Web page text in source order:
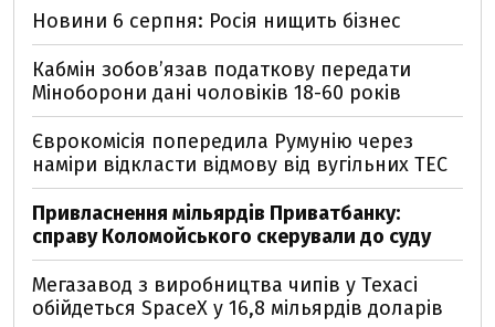
Новини 6 серпня: Росія нищить бізнес
Кабмін зобовʼязав податкову передати
Міноборони дані чоловіків 18-60 років
Єврокомісія попередила Румунію через
наміри відкласти відмову від вугільних ТЕС
Привласнення мільярдів Приватбанку:
справу Коломойського скерували до суду
Мегазавод з виробництва чипів у Техасі
обійдеться SpaceX у 16,8 мільярдів доларів